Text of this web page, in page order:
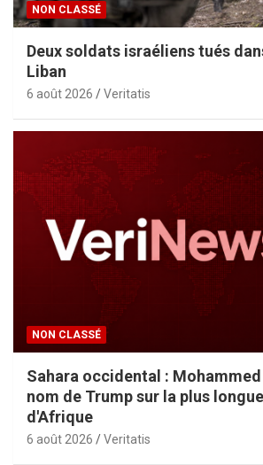
NON CLASSÉ
Deux soldats israéliens tués
Liban
6 août 2026 Veritatis
NON CLASSÉ
Sahara occidental :
nom de Trump sur la plus
d'Afrique
6 août 2026 Veritatis